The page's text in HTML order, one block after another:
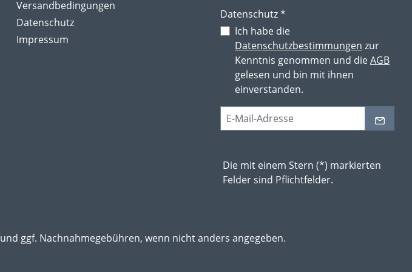
Versandbedingungen
Datenschutz
Impressum
Datenschutz *
Ich habe die
Datenschutzbestimmungen zur
Kenntnis genommen und dieAGB
gelesen und bin mit ihnen
einverstanden.
Die mit einem Stern (*) markierten
Felder sind Pflichtfelder.
und ggf. Nachnahmegebühren, wenn nicht anders angegeben.